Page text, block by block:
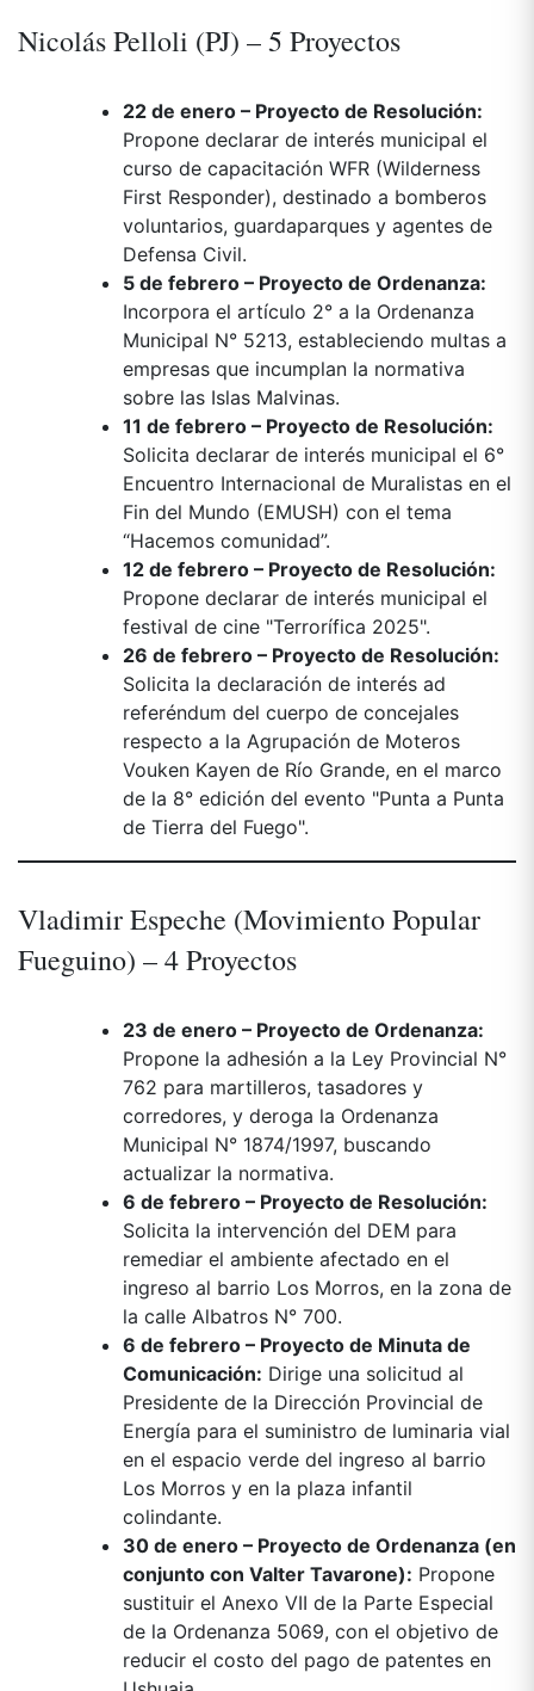
Nicolás Pelloli (PJ) – 5 Proyectos
22 de enero – Proyecto de Resolución:
Propone declarar de interés municipal el
curso de capacitación WFR (Wilderness
First Responder), destinado a bomberos
voluntarios, guardaparques y agentes de
Defensa Civil.
5 de febrero – Proyecto de Ordenanza:
Incorpora el artículo 2° a la Ordenanza
Municipal N° 5213, estableciendo multas a
empresas que incumplan la normativa
sobre las Islas Malvinas.
11 de febrero – Proyecto de Resolución:
Solicita declarar de interés municipal el 6°
Encuentro Internacional de Muralistas en el
Fin del Mundo (EMUSH) con el tema
“Hacemos comunidad”.
12 de febrero – Proyecto de Resolución:
Propone declarar de interés municipal el
festival de cine "Terrorífica 2025".
26 de febrero – Proyecto de Resolución:
Solicita la declaración de interés ad
referéndum del cuerpo de concejales
respecto a la Agrupación de Moteros
Vouken Kayen de Río Grande, en el marco
de la 8° edición del evento "Punta a Punta
de Tierra del Fuego".
Vladimir Espeche (Movimiento Popular
Fueguino) – 4 Proyectos
23 de enero – Proyecto de Ordenanza:
Propone la adhesión a la Ley Provincial N°
762 para martilleros, tasadores y
corredores, y deroga la Ordenanza
Municipal N° 1874/1997, buscando
actualizar la normativa.
6 de febrero – Proyecto de Resolución:
Solicita la intervención del DEM para
remediar el ambiente afectado en el
ingreso al barrio Los Morros, en la zona de
la calle Albatros N° 700.
6 de febrero – Proyecto de Minuta de
Comunicación: Dirige una solicitud al
Presidente de la Dirección Provincial de
Energía para el suministro de luminaria vial
en el espacio verde del ingreso al barrio
Los Morros y en la plaza infantil
colindante.
30 de enero – Proyecto de Ordenanza (en
conjunto con Valter Tavarone): Propone
sustituir el Anexo VII de la Parte Especial
de la Ordenanza 5069, con el objetivo de
reducir el costo del pago de patentes en